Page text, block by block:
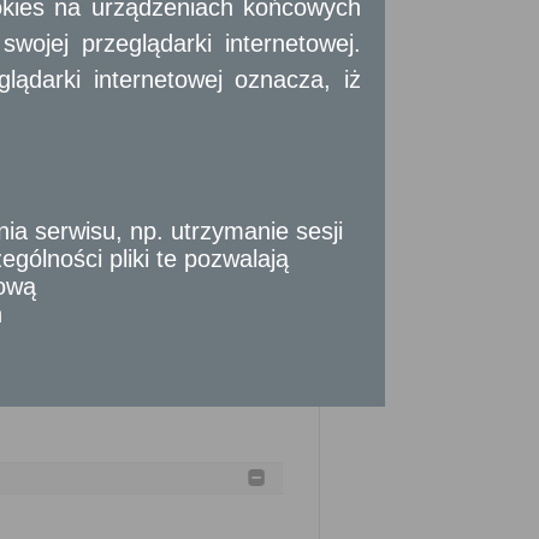
pisemnej, albo w formie dokumentu
tożsamość (do wglądu), w
następuje za pośrednictwem Krajowego
w wypadku uzupełniających wyborów
na urządzeniach końcowych
przeglądarki internetowej.
internetowej oznacza, iż
serwisu, np. utrzymanie sesji
pliki te pozwalają